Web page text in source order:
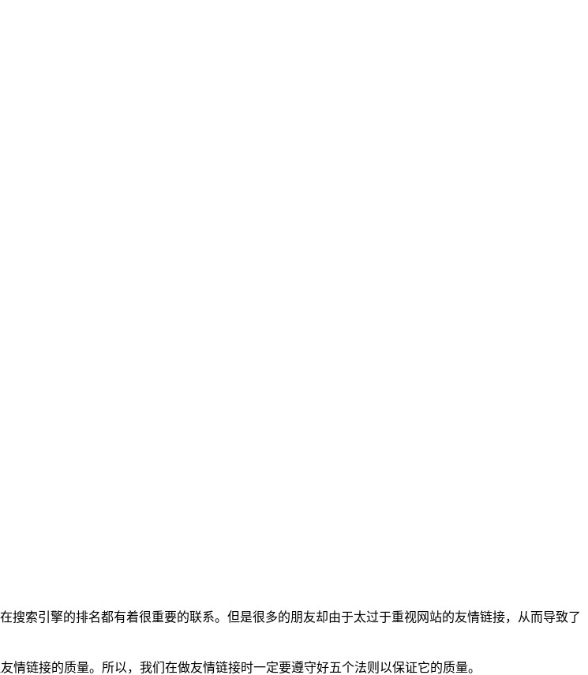
索引擎的排名都有着很重要的联系。但是很多的朋友却由于太过于重视网站的友情链接，从而导致了
链接的质量。所以，我们在做友情链接时一定要遵守好五个法则以保证它的质量。